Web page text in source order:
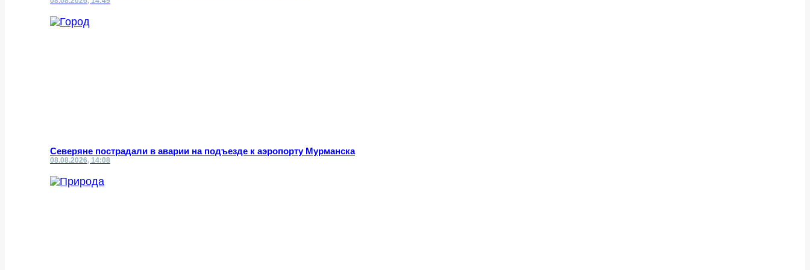
Северяне пострадали в аварии на подъезде к аэропорту Мурманска
08.08.2026, 14:08